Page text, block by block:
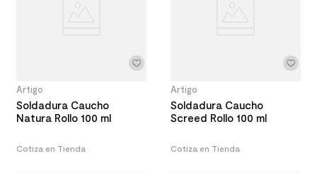
Artigo
Soldadura Caucho
Natura Rollo 100 ml
Cotiza en Tienda
Artigo
Soldadura Caucho
Screed Rollo 100 ml
Cotiza en Tienda